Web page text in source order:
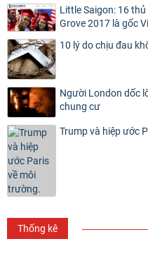
Little Saigon: 16
Grove 2017 là gốc
10 lý do chịu đau
Người London dốc
chung cư
Trump và hiệp ước
Thống kê